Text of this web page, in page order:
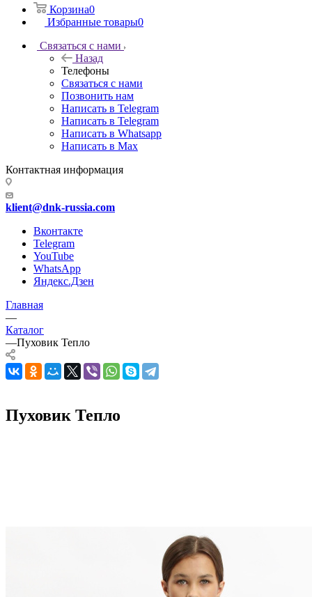
Корзина0
Избранные товары0
Связаться с нами
Назад
Телефоны
Связаться с нами
Позвонить нам
Написать в Telegram
Написать в Telegram
Написать в Whatsapp
Написать в Max
Контактная информация
klient@dnk-russia.com
Вконтакте
Telegram
YouTube
WhatsApp
Яндекс.Дзен
Главная
—
Каталог
—Пуховик Тепло
Пуховик Тепло